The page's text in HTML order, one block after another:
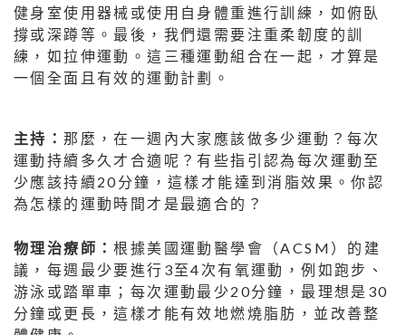
健身室使用器械或使用自身體重進行訓練，如俯臥
撐或深蹲等。最後，我們還需要注重柔韌度的訓
練，如拉伸運動。這三種運動組合在一起，才算是
一個全面且有效的運動計劃。
主持：那麼，在一週內大家應該做多少運動？每次
運動持續多久才合適呢？有些指引認為每次運動至
少應該持續20分鐘，這樣才能達到消脂效果。你認
為怎樣的運動時間才是最適合的？
物理治療師：根據美國運動醫學會（ACSM）的建
議，每週最少要進行3至4次有氧運動，例如跑步、
游泳或踏單車；每次運動最少20分鐘，最理想是30
分鐘或更長，這樣才能有效地燃燒脂肪，並改善整